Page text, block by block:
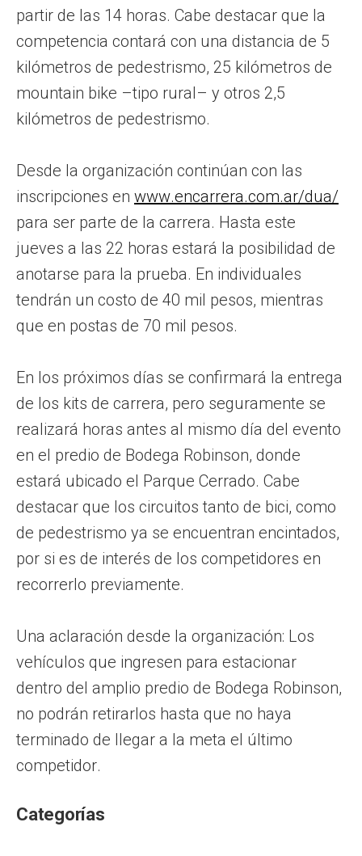
partir de las 14 horas. Cabe destacar que la
competencia contará con una distancia de 5
kilómetros de pedestrismo, 25 kilómetros de
mountain bike –tipo rural– y otros 2,5
kilómetros de pedestrismo.
Desde la organización continúan con las
inscripciones en www.encarrera.com.ar/dua/
para ser parte de la carrera. Hasta este
jueves a las 22 horas estará la posibilidad de
anotarse para la prueba. En individuales
tendrán un costo de 40 mil pesos, mientras
que en postas de 70 mil pesos.
En los próximos días se confirmará la entrega
de los kits de carrera, pero seguramente se
realizará horas antes al mismo día del evento
en el predio de Bodega Robinson, donde
estará ubicado el Parque Cerrado. Cabe
destacar que los circuitos tanto de bici, como
de pedestrismo ya se encuentran encintados,
por si es de interés de los competidores en
recorrerlo previamente.
Una aclaración desde la organización: Los
vehículos que ingresen para estacionar
dentro del amplio predio de Bodega Robinson,
no podrán retirarlos hasta que no haya
terminado de llegar a la meta el último
competidor.
Categorías